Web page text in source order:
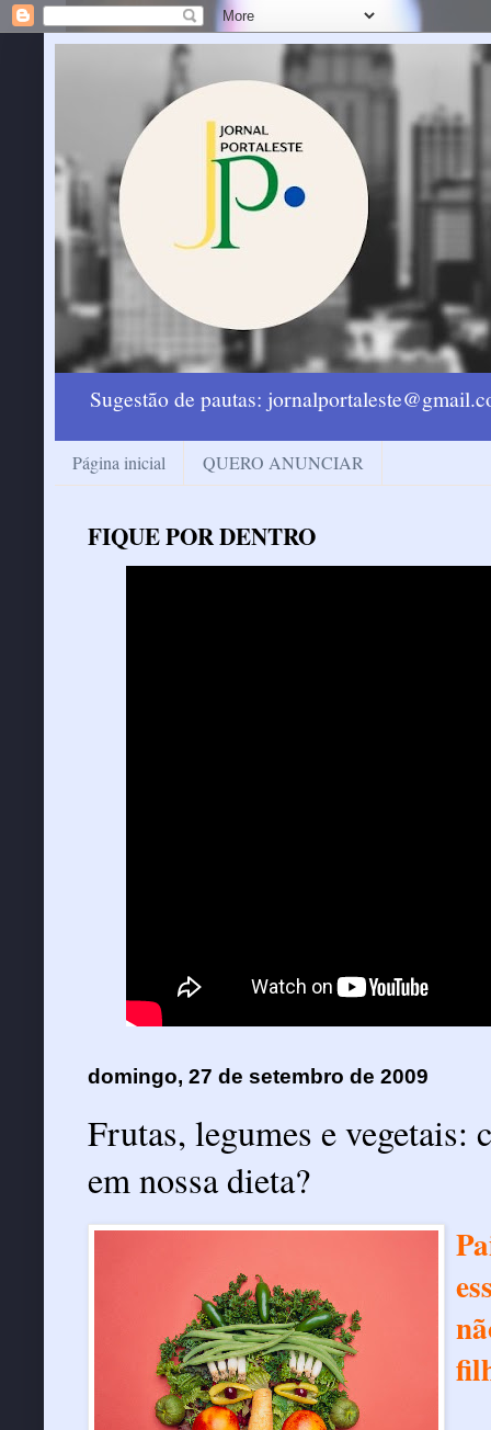
Sugestão de pautas:
Página inicial QUERO ANUNCIAR
FIQUE POR DENTRO
domingo, 27 de setembro de 2009
Frutas, legumes e vegetais:
em nossa dieta?